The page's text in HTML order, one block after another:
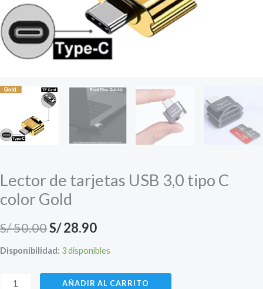
Lector de tarjetas USB 3,0 tipo C
color Gold
S/50.00El
precio
original
S/28.90El
precio
actual
Disponibilidad: 3 disponibles
Lector
AÑADIR AL CARRITO